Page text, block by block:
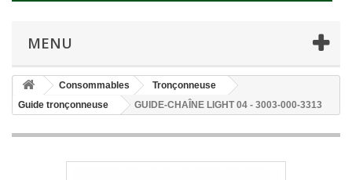
MENU
Consommables
Tronçonneuse
Guide tronçonneuse
GUIDE-CHAÎNE LIGHT 04 - 3003-000-3313